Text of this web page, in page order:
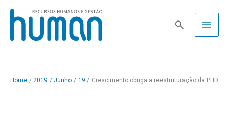
Skip
content
Pesquisa
Home 2019 Junho 19 Crescimento obriga a reestruturação da PHD